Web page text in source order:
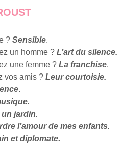
? Sensible.
un homme ? L’art du silence.
une femme ? La franchise.
vos amis ? Leur courtoisie.
.
jardin.
l’amour de mes enfants.
et diplomate.